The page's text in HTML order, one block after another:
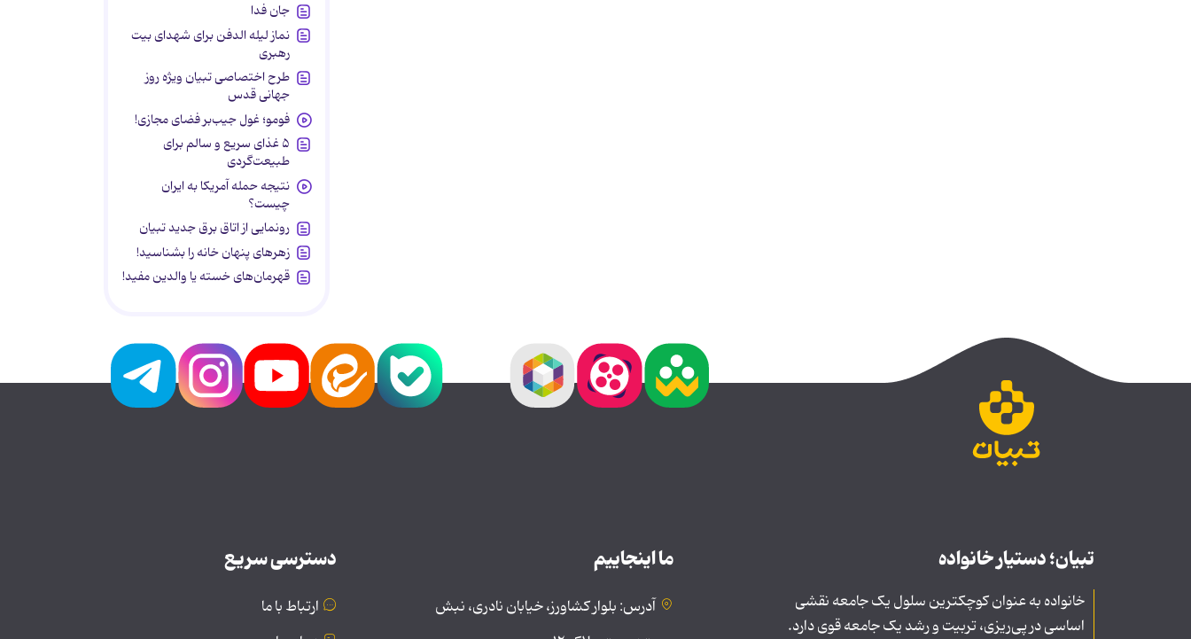
جان فدا
نماز لیله الدفن برای شهدای بیت
رهبری
طرح اختصاصی تبیان ویژه روز
جهانی قدس
فومو؛ غول جیب‌بر فضای مجازی!
۵ غذای سریع و سالم برای
طبیعت‌گردی
نتیجه حمله آمریکا به ایران
چیست؟
رونمایی از اتاق برق جدید تبیان
زهرهای پنهان خانه را بشناسید!
قهرمان‌های خسته یا والدین مفید!
تبیان؛ دستیار خانواده
خانواده به عنوان کوچکترین سلول یک جامعه نقشی
اساسی در پی‌ریزی، تربیت و رشد یک جامعه قوی دارد.
ما اینجاییم
آدرس: بلوار کشاورز، خیابان نادری، نبش
دسترسی سریع
ارتباط با ما